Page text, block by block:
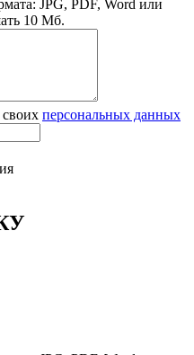
JPG, PDF, Word или
10 Мб.
персональных данных